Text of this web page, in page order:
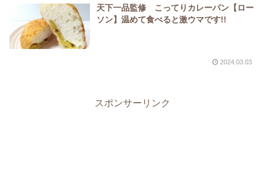
天下一品監修 こってりカレーパン【ロー
ソン】温めて食べると激ウマです!!
2024.03.03
スポンサーリンク